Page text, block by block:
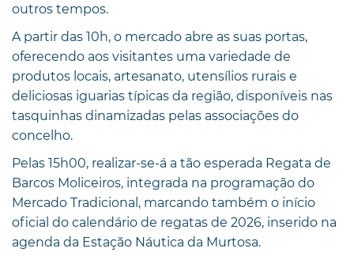
outros tempos.
A partir das 10h, o mercado abre as suas portas,
oferecendo aos visitantes uma variedade de
produtos locais, artesanato, utensílios rurais e
deliciosas iguarias típicas da região, disponíveis nas
tasquinhas dinamizadas pelas associações do
concelho.
Pelas 15h00, realizar-se-á a tão esperada Regata de
Barcos Moliceiros, integrada na programação do
Mercado Tradicional, marcando também o início
oficial do calendário de regatas de 2026, inserido na
agenda da Estação Náutica da Murtosa.